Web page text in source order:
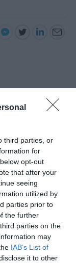
third parties, or
for
opt-out
that after your
seeing
utilized by
parties prior to
the further
parties on the
may
IAB’s List of
it to other
junta música,
Bar a 22